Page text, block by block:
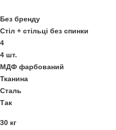
Без бренду
Стіл + стільці без спинки
4
4 шт.
МДФ фарбований
Тканина
Сталь
Так
30 кг